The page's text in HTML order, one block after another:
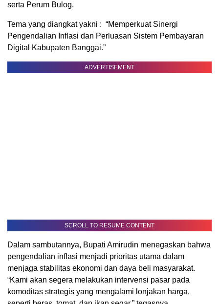
serta Perum Bulog.
Tema yang diangkat yakni : “Memperkuat Sinergi
Pengendalian Inflasi dan Perluasan Sistem Pembayaran
Digital Kabupaten Banggai.”
ADVERTISEMENT
SCROLL TO RESUME CONTENT
Dalam sambutannya, Bupati Amirudin menegaskan bahwa
pengendalian inflasi menjadi prioritas utama dalam
menjaga stabilitas ekonomi dan daya beli masyarakat.
“Kami akan segera melakukan intervensi pasar pada
komoditas strategis yang mengalami lonjakan harga,